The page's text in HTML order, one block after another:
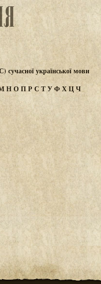
української мови
НОПР СТУФХЦЧ